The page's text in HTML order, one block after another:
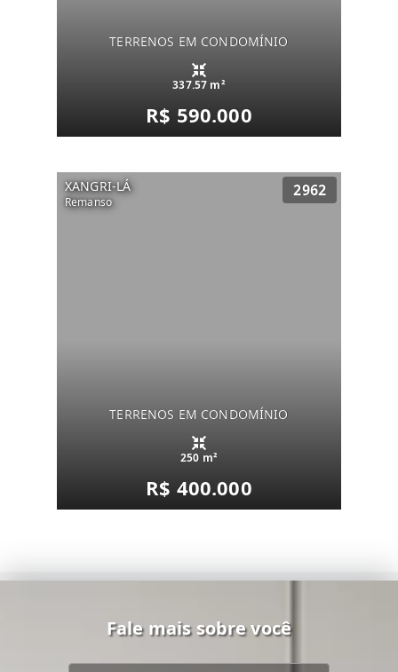
TERRENOS EM CONDOMÍNIO
337.57 m²
R$ 590.000
XANGRI-LÁ
Remanso
2962
TERRENOS EM CONDOMÍNIO
250 m²
R$ 400.000
Fale mais sobre você